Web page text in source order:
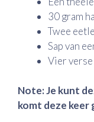
30 gram
Twee
Sap van
Vier
Note: Je kunt
komt deze keer